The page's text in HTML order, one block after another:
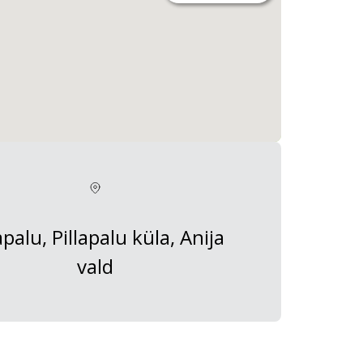
Pillapalu küla, Anija
vald